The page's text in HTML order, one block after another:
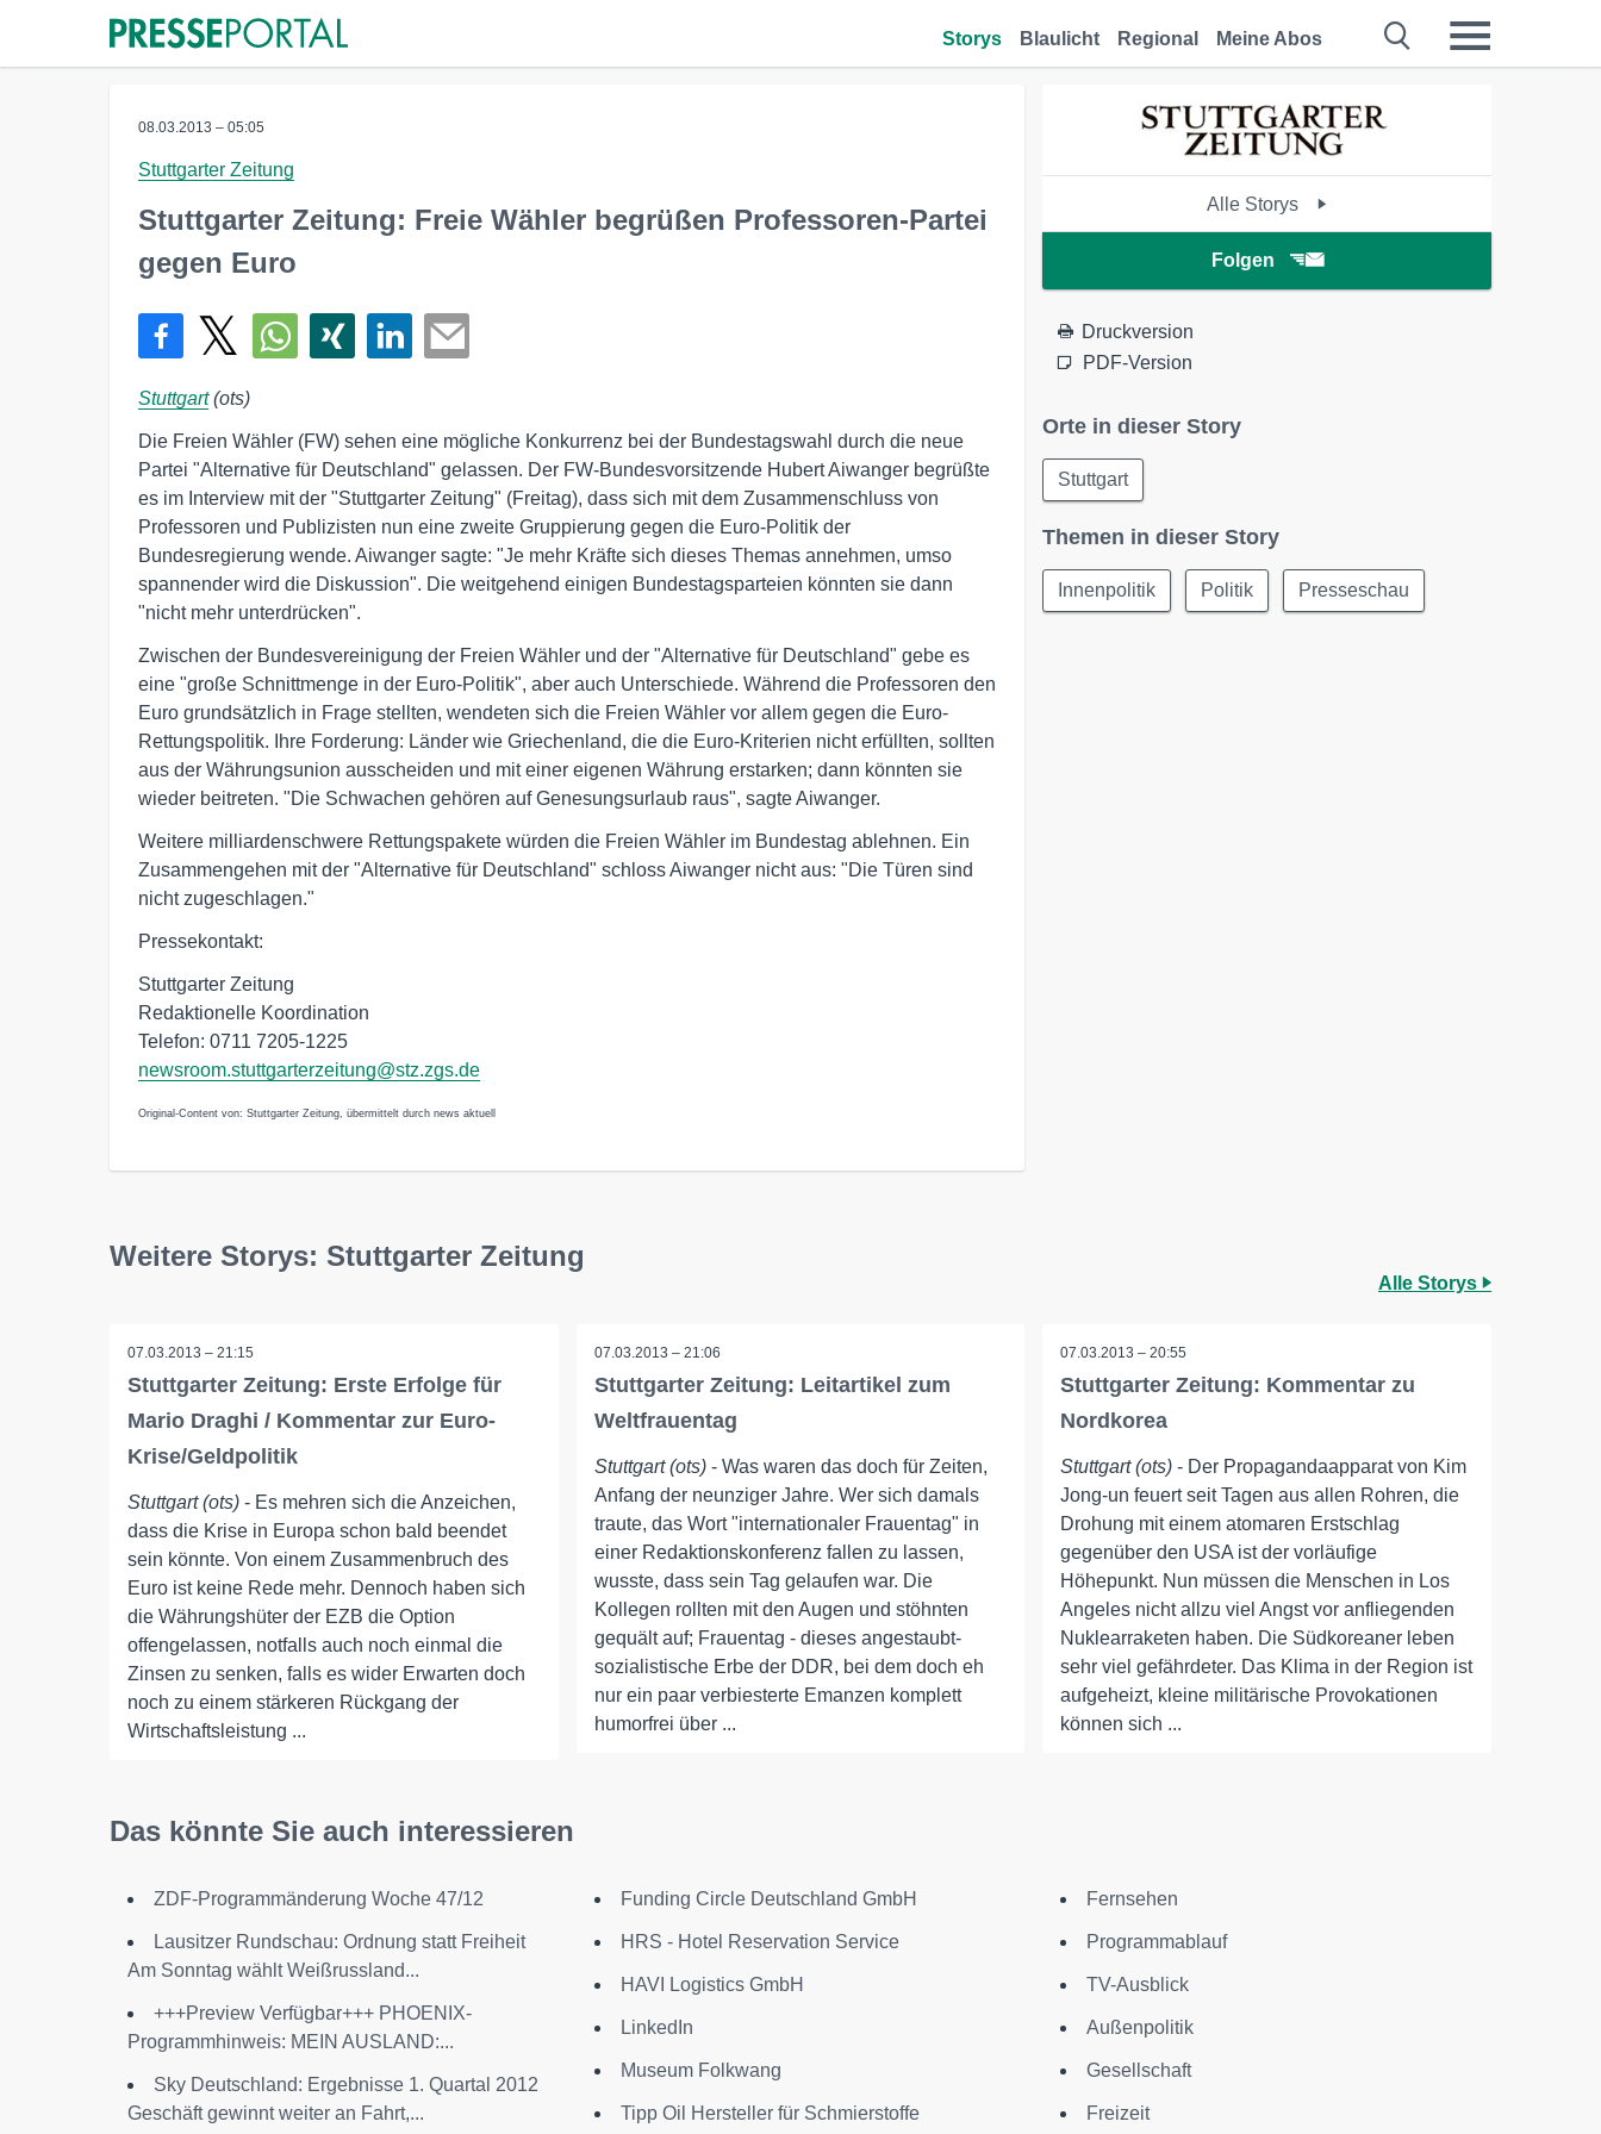
Storys Blaulicht Regional Meine Abos
08.03.2013 – 05:05
Stuttgarter Zeitung
Stuttgarter Zeitung: Freie Wähler begrüßen Professoren-Partei
gegen Euro
Stuttgart(ots)
Die Freien Wähler (FW) sehen eine mögliche Konkurrenz bei der Bundestagswahl durch die neue
Partei "Alternative für Deutschland" gelassen. Der FW-Bundesvorsitzende Hubert Aiwanger begrüßte
es im Interview mit der "Stuttgarter Zeitung" (Freitag), dass sich mit dem Zusammenschluss von
Professoren und Publizisten nun eine zweite Gruppierung gegen die Euro-Politik der
Bundesregierung wende. Aiwanger sagte: "Je mehr Kräfte sich dieses Themas annehmen, umso
spannender wird die Diskussion". Die weitgehend einigen Bundestagsparteien könnten sie dann
"nicht mehr unterdrücken".
Zwischen der Bundesvereinigung der Freien Wähler und der "Alternative für Deutschland" gebe es
eine "große Schnittmenge in der Euro-Politik", aber auch Unterschiede. Während die Professoren den
Euro grundsätzlich in Frage stellten, wendeten sich die Freien Wähler vor allem gegen die Euro-
Rettungspolitik. Ihre Forderung: Länder wie Griechenland, die die Euro-Kriterien nicht erfüllten, sollten
aus der Währungsunion ausscheiden und mit einer eigenen Währung erstarken; dann könnten sie
wieder beitreten. "Die Schwachen gehören auf Genesungsurlaub raus", sagte Aiwanger.
Weitere milliardenschwere Rettungspakete würden die Freien Wähler im Bundestag ablehnen. Ein
Zusammengehen mit der "Alternative für Deutschland" schloss Aiwanger nicht aus: "Die Türen sind
nicht zugeschlagen."
Pressekontakt:
Stuttgarter Zeitung
Redaktionelle Koordination
Telefon: 0711 7205-1225
newsroom.stuttgarterzeitung@stz.zgs.de
Original-Content von: Stuttgarter Zeitung, übermittelt durch news aktuell
Alle Storys
Folgen
Druckversion
PDF-Version
Orte in dieser Story
Stuttgart
Themen in dieser Story
Innenpolitik Politik Presseschau
Weitere Storys: Stuttgarter Zeitung
Alle Storys
07.03.2013 – 21:15
Stuttgarter Zeitung: Erste Erfolge für
Mario Draghi / Kommentar zur Euro-
Krise/Geldpolitik
Stuttgart (ots) - Es mehren sich die Anzeichen,
dass die Krise in Europa schon bald beendet
sein könnte. Von einem Zusammenbruch des
Euro ist keine Rede mehr. Dennoch haben sich
die Währungshüter der EZB die Option
offengelassen, notfalls auch noch einmal die
Zinsen zu senken, falls es wider Erwarten doch
noch zu einem stärkeren Rückgang der
Wirtschaftsleistung ...
07.03.2013 – 21:06
Stuttgarter Zeitung: Leitartikel zum
Weltfrauentag
Stuttgart (ots)- Was waren das doch für Zeiten,
Anfang der neunziger Jahre. Wer sich damals
traute, das Wort "internationaler Frauentag" in
einer Redaktionskonferenz fallen zu lassen,
wusste, dass sein Tag gelaufen war. Die
Kollegen rollten mit den Augen und stöhnten
gequält auf; Frauentag - dieses angestaubt-
sozialistische Erbe der DDR, bei dem doch eh
nur ein paar verbiesterte Emanzen komplett
humorfrei über ...
07.03.2013 – 20:55
Stuttgarter Zeitung: Kommentar zu
Nordkorea
Stuttgart (ots) - Der Propagandaapparat von Kim
Jong-un feuert seit Tagen aus allen Rohren, die
Drohung mit einem atomaren Erstschlag
gegenüber den USA ist der vorläufige
Höhepunkt. Nun müssen die Menschen in Los
Angeles nicht allzu viel Angst vor anfliegenden
Nuklearraketen haben. Die Südkoreaner leben
sehr viel gefährdeter. Das Klima in der Region ist
aufgeheizt, kleine militärische Provokationen
können sich ...
Das könnte Sie auch interessieren
ZDF-Programmänderung Woche 47/12
Lausitzer Rundschau: Ordnung statt Freiheit
Am Sonntag wählt Weißrussland...
+++Preview Verfügbar+++ PHOENIX-
Programmhinweis: MEIN AUSLAND:...
Sky Deutschland: Ergebnisse 1. Quartal 2012
Geschäft gewinnt weiter an Fahrt,...
Funding Circle Deutschland GmbH
HRS - Hotel Reservation Service
HAVI Logistics GmbH
LinkedIn
Museum Folkwang
Tipp Oil Hersteller für Schmierstoffe
Fernsehen
Programmablauf
TV-Ausblick
Außenpolitik
Gesellschaft
Freizeit